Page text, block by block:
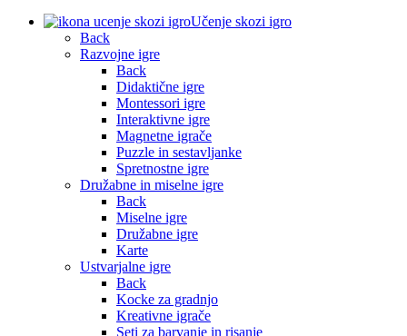
Učenje skozi igro
Back
Razvojne igre
Back
Didaktične igre
Montessori igre
Interaktivne igre
Magnetne igrače
Puzzle in sestavljanke
Spretnostne igre
Družabne in miselne igre
Back
Miselne igre
Družabne igre
Karte
Ustvarjalne igre
Back
Kocke za gradnjo
Kreativne igrače
Seti za barvanje in risanje